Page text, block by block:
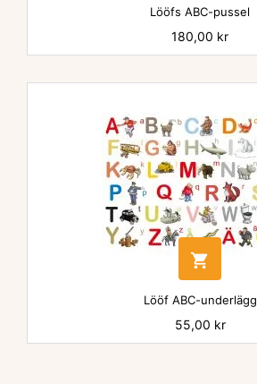
Lööfs ABC-pussel
Pris
180,00 kr

Lööf ABC-underlägg
Pris
55,00 kr